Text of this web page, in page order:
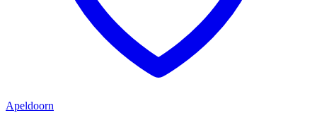
Apeldoorn